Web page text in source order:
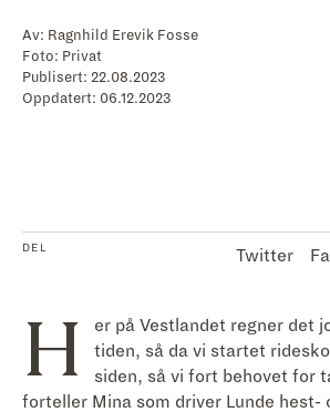
Av: Ragnhild Erevik Fosse
Foto: Privat
Publisert: 22.08.2023
Oppdatert: 06.12.2023
DEL Twitter
H
er på Vestlandet regner det
tiden, så da vi startet
siden, så vi fort behovet for
forteller Mina som driver Lunde hest-